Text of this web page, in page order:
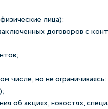
лица):
договоров с
числе, но не
об акциях, новостях,